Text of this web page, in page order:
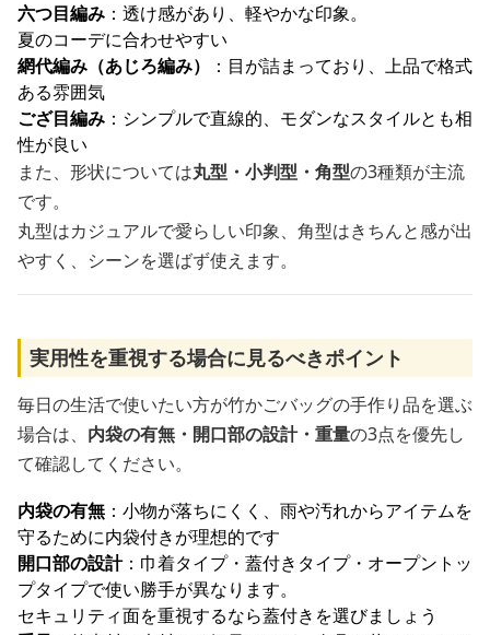
六つ目編み ：透け感があり、軽やかな印象。
夏のコーデに合わせやすい
網代編み（あじろ編み）
：目が詰まっており、上品で格式
ある雰囲気
ござ目編み ：シンプルで直線的、モダンなスタイルとも相
性が良い
また、形状については丸型・小判型・角型の3種類が主流
です。
丸型はカジュアルで愛らしい印象、角型はきちんと感が出
やすく、シーンを選ばず使えます。
実用性を重視する場合に見るべきポイント
毎日の生活で使いたい方が竹かごバッグの手作り品を選ぶ
場合は、 内袋の有無・開口部の設計・重量の3点を優先し
て確認してください。
内袋の有無 ：小物が落ちにくく、雨や汚れからアイテムを
守るために内袋付きが理想的です
開口部の設計：巾着タイプ・蓋付きタイプ・オープントッ
プタイプで使い勝手が異なります。
セキュリティ面を重視するなら蓋付きを選びましょう